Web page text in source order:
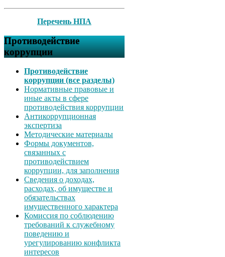
Перечень НПА
Противодействие
коррупции
Противодействие
коррупции (все разделы)
Нормативные правовые и
иные акты в сфере
противодействия коррупции
Антикоррупционная
экспертиза
Методические материалы
Формы документов,
связанных с
противодействием
коррупции, для заполнения
Сведения о доходах,
расходах, об имуществе и
обязательствах
имущественного характера
Комиссия по соблюдению
требований к служебному
поведению и
урегулированию конфликта
интересов